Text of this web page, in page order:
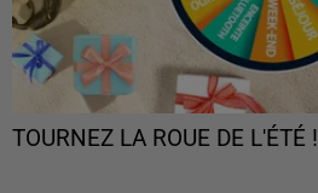
TOURNEZ LA ROUE DE L'ÉTÉ !